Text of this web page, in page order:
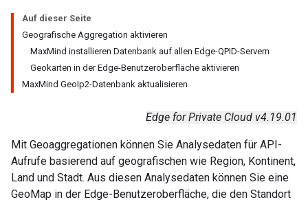
Auf dieser Seite
Geografische Aggregation aktivieren
MaxMind installieren Datenbank auf allen Edge-QPID-Servern
Geokarten in der Edge-Benutzeroberfläche aktivieren
MaxMind GeoIp2-Datenbank aktualisieren
Edge for Private Cloud v4.19.01
Mit Geoaggregationen können Sie Analysedaten für API-
Aufrufe basierend auf geografischen wie Region, Kontinent,
Land und Stadt. Aus diesen Analysedaten können Sie eine
GeoMap in der Edge-Benutzeroberfläche, die den Standort